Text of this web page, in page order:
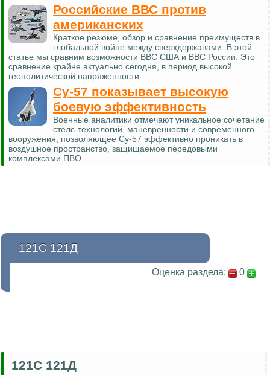
Российские ВВС против
американских
Краткое резюме, обзор и сравнение преимуществ в
глобальной войне между сверхдержавами. В этой
статье мы сравним возможности ВВС США и ВВС России. Это
сравнение крайне актуально сегодня, в период высокой
геополитической напряженности.
Су-57 показывает высокую
боевую эффективность
Военные аналитики отмечают уникальное сочетание
стелс-технологий, маневренности и современного
вооружения, позволяющее Су-57 эффективно проникать в
воздушное пространство, защищаемое передовыми
комплексами ПВО.
121С 121Д
Оценка раздела: 0
121С 121Д